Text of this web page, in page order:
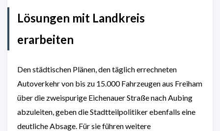
Lösungen mit Landkreis
erarbeiten
Den städtischen Plänen, den täglich errechneten
Autoverkehr von bis zu 15.000 Fahrzeugen aus Freiham
über die zweispurige Eichenauer Straße nach Aubing
abzuleiten, geben die Stadtteilpolitiker ebenfalls eine
deutliche Absage. Für sie führen weitere